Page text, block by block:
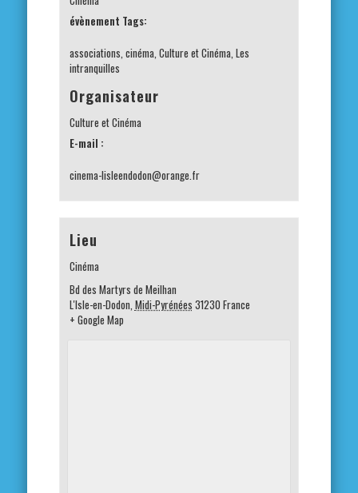
évènement Tags:
associations cinéma Culture et Cinéma Les
intranquilles
Organisateur
Culture et Cinéma
E-mail :
cinema-lisleendodon@orange.fr
Lieu
Cinéma
Bd des Martyrs de Meilhan
L'Isle-en-Dodon Midi-Pyrénées 31230 France
+ Google Map